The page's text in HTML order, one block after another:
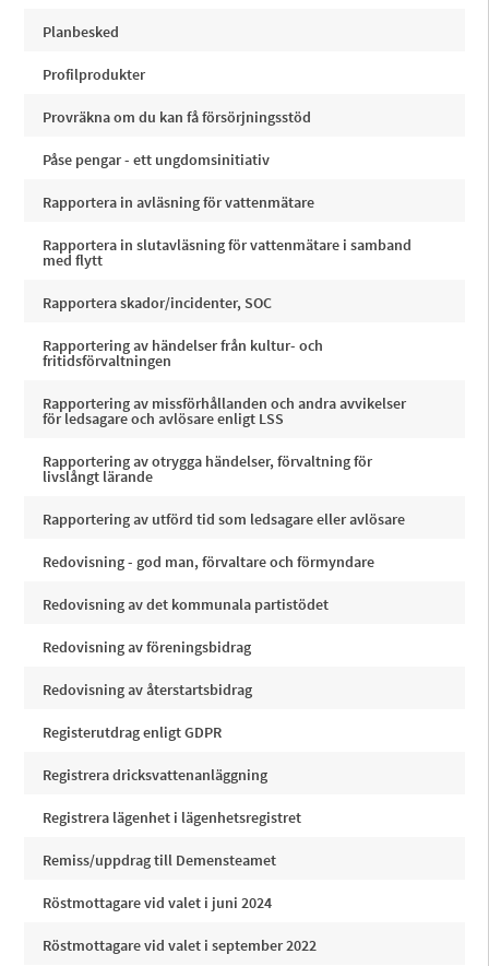
Planbesked
Profilprodukter
Provräkna om du kan få försörjningsstöd
Påse pengar - ett ungdomsinitiativ
Rapportera in avläsning för vattenmätare
Rapportera in slutavläsning för vattenmätare i samband
med flytt
Rapportera skador/incidenter, SOC
Rapportering av händelser från kultur- och
fritidsförvaltningen
Rapportering av missförhållanden och andra avvikelser
för ledsagare och avlösare enligt LSS
Rapportering av otrygga händelser, förvaltning för
livslångt lärande
Rapportering av utförd tid som ledsagare eller avlösare
Redovisning - god man, förvaltare och förmyndare
Redovisning av det kommunala partistödet
Redovisning av föreningsbidrag
Redovisning av återstartsbidrag
Registerutdrag enligt GDPR
Registrera dricksvattenanläggning
Registrera lägenhet i lägenhetsregistret
Remiss/uppdrag till Demensteamet
Röstmottagare vid valet i juni 2024
Röstmottagare vid valet i september 2022